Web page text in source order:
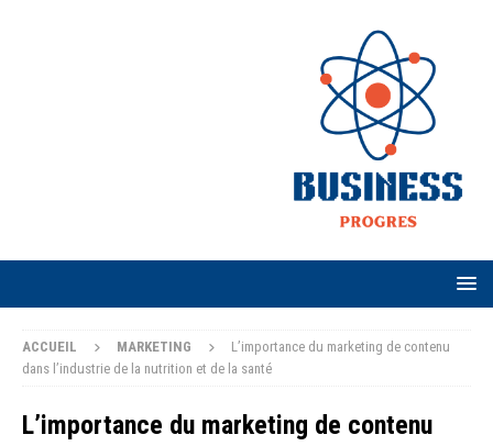
ACCUEIL MARKETING
L’importance du marketing de contenu
dans l’industrie de la nutrition et de la santé
L’importance du marketing de contenu